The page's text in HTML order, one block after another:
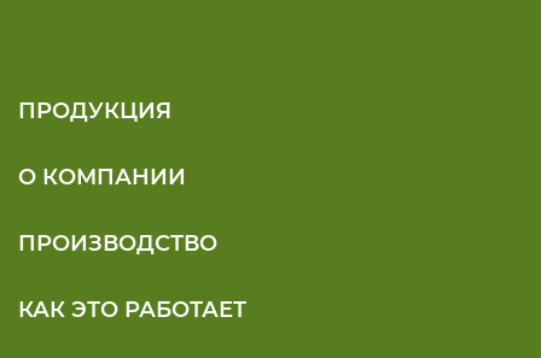
ПРОДУКЦИЯ
О КОМПАНИИ
ПРОИЗВОДСТВО
КАК ЭТО РАБОТАЕТ